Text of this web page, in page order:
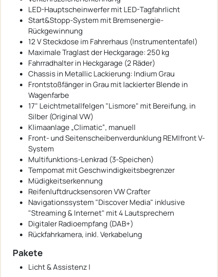
LED-Hauptscheinwerfer mit LED-Tagfahrlicht
Start&Stopp-System mit Bremsenergie-
Rückgewinnung
12 V Steckdose im Fahrerhaus (Instrumententafel)
Maximale Traglast der Heckgarage: 250 kg
Fahrradhalter in Heckgarage (2 Räder)
Chassis in Metallic Lackierung: Indium Grau
Frontstoßfänger in Grau mit lackierter Blende in
Wagenfarbe
17" Leichtmetallfelgen "Lismore" mit Bereifung, in
Silber (Original VW)
Klimaanlage „Climatic“, manuell
Front- und Seitenscheibenverdunklung REMIfront V-
System
Multifunktions-Lenkrad (3-Speichen)
Tempomat mit Geschwindigkeitsbegrenzer
Müdigkeitserkennung
Reifenluftdrucksensoren VW Crafter
Navigationssystem "Discover Media" inklusive
"Streaming & Internet" mit 4 Lautsprechern
Digitaler Radioempfang (DAB+)
Rückfahrkamera, inkl. Verkabelung
Pakete
Licht & Assistenz I